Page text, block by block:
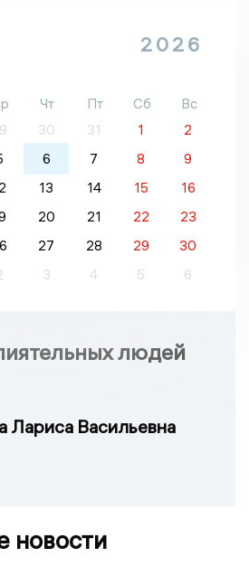
2026
Чт Пт Сб
Вс
30 31 1
2
6 7 8
9
13 14 15
16
20 21 22
23
27 28 29
30
3 4 5 6
людей
Лариса Васильевна
новости